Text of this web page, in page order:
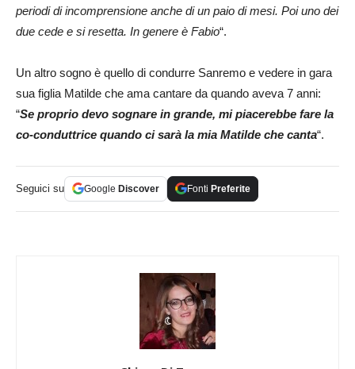
periodi di incomprensione anche di un paio di mesi. Poi uno dei
due cede e si resetta. In genere è Fabio“.
Un altro sogno è quello di condurre Sanremo e vedere in gara
sua figlia Matilde che ama cantare da quando aveva 7 anni:
“Se proprio devo sognare in grande, mi piacerebbe fare la
co-conduttrice quando ci sarà la mia Matilde che canta“.
Seguici su Google Discover Fonti Preferite